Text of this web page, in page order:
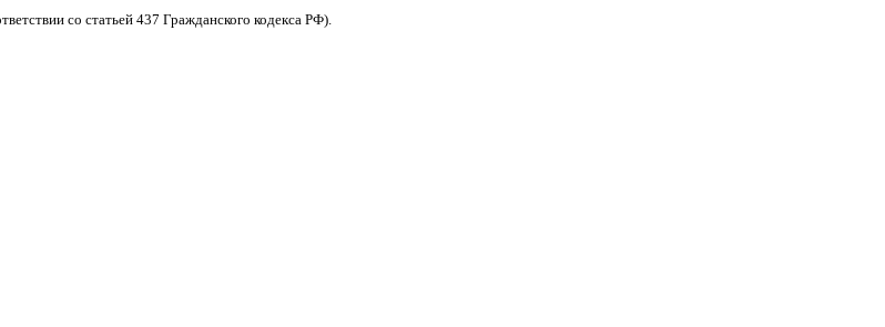
со статьей 437 Гражданского кодекса РФ).